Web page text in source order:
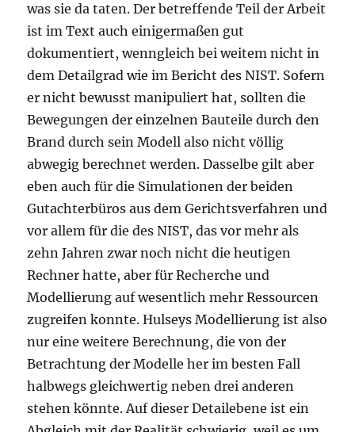
was sie da taten. Der betreffende Teil der Arbeit
ist im Text auch einigermaßen gut
dokumentiert, wenngleich bei weitem nicht in
dem Detailgrad wie im Bericht des NIST. Sofern
er nicht bewusst manipuliert hat, sollten die
Bewegungen der einzelnen Bauteile durch den
Brand durch sein Modell also nicht völlig
abwegig berechnet werden. Dasselbe gilt aber
eben auch für die Simulationen der beiden
Gutachterbüros aus dem Gerichtsverfahren und
vor allem für die des NIST, das vor mehr als
zehn Jahren zwar noch nicht die heutigen
Rechner hatte, aber für Recherche und
Modellierung auf wesentlich mehr Ressourcen
zugreifen konnte. Hulseys Modellierung ist also
nur eine weitere Berechnung, die von der
Betrachtung der Modelle her im besten Fall
halbwegs gleichwertig neben drei anderen
stehen könnte. Auf dieser Detailebene ist ein